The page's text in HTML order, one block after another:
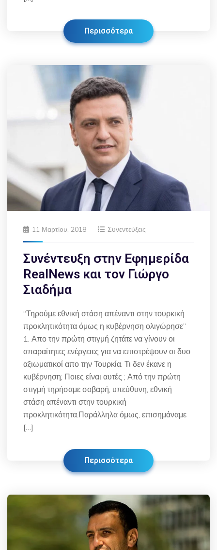
Περισσότερα
11 Μαρτίου, 2018 Συνεντεύξεις
Συνέντευξη στην Εφημερίδα
RealNews και τον Γιώργο
Σιαδήμα
“Τηρούμε εθνική στάση απέναντι στην τουρκική
προκλητικότητα όμως η κυβέρνηση ολιγώρησε”
1. Απο την πρώτη στιγμή ζητάτε να γίνουν οι
απαραίτητες ενέργειες για να επιστρέψουν οι δυο
αξιωματικοί απο την Τουρκία. Τι δεν έκανε η
κυβέρνηση; Ποιες είναι αυτές ; Από την πρώτη
στιγμή τηρήσαμε σοβαρή, υπεύθυνη, εθνική
στάση απέναντι στην τουρκική
προκλητικότητα.Παράλληλα όμως, επισημάναμε
[…]
Περισσότερα